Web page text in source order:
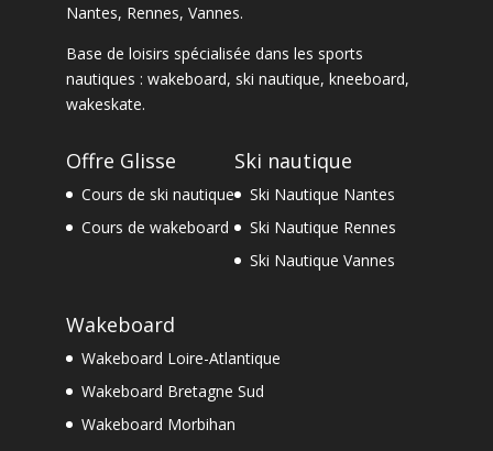
Nantes, Rennes, Vannes.
Base de loisirs spécialisée dans les sports
nautiques : wakeboard, ski nautique, kneeboard,
wakeskate.
Offre Glisse
Cours de ski nautique
Cours de wakeboard
Ski nautique
Ski Nautique Nantes
Ski Nautique Rennes
Ski Nautique Vannes
Wakeboard
Wakeboard Loire-Atlantique
Wakeboard Bretagne Sud
Wakeboard Morbihan